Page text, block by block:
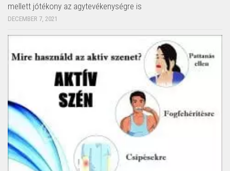
mellett jótékony az agytevékenységre is
DECEMBER 7, 2021